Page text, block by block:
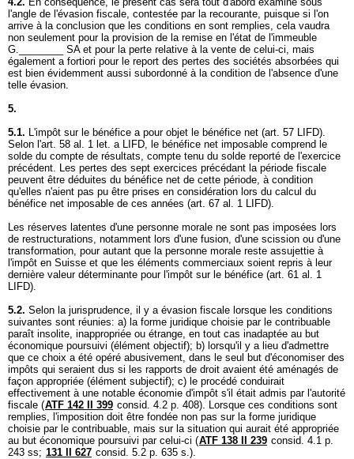
l'angle de l'évasion fiscale, contestée par la recourante, puisque si l'on
arrive à la conclusion que les conditions en sont remplies, cela vaudra
non seulement pour la provision de la remise en l'état de l'immeuble
G.________ SA et pour la perte relative à la vente de celui-ci, mais
également a fortiori pour le report des pertes des sociétés absorbées qui
est bien évidemment aussi subordonné à la condition de l'absence d'une
telle évasion.
5.
5.1. L'impôt sur le bénéfice a pour objet le bénéfice net (art. 57 LIFD).
Selon l'art. 58 al. 1 let. a LIFD, le bénéfice net imposable comprend le
solde du compte de résultats, compte tenu du solde reporté de l'exercice
précédent. Les pertes des sept exercices précédant la période fiscale
peuvent être déduites du bénéfice net de cette période, à condition
qu'elles n'aient pas pu être prises en considération lors du calcul du
bénéfice net imposable de ces années (art. 67 al. 1 LIFD).
Les réserves latentes d'une personne morale ne sont pas imposées lors
de restructurations, notamment lors d'une fusion, d'une scission ou d'une
transformation, pour autant que la personne morale reste assujettie à
l'impôt en Suisse et que les éléments commerciaux soient repris à leur
dernière valeur déterminante pour l'impôt sur le bénéfice (art. 61 al. 1
LIFD).
5.2. Selon la jurisprudence, il y a évasion fiscale lorsque les conditions
suivantes sont réunies: a) la forme juridique choisie par le contribuable
paraît insolite, inappropriée ou étrange, en tout cas inadaptée au but
économique poursuivi (élément objectif); b) lorsqu'il y a lieu d'admettre
que ce choix a été opéré abusivement, dans le seul but d'économiser des
impôts qui seraient dus si les rapports de droit avaient été aménagés de
façon appropriée (élément subjectif); c) le procédé conduirait
effectivement à une notable économie d'impôt s'il était admis par l'autorité
fiscale (ATF 142 II 399 consid. 4.2 p. 408). Lorsque ces conditions sont
remplies, l'imposition doit être fondée non pas sur la forme juridique
choisie par le contribuable, mais sur la situation qui aurait été appropriée
au but économique poursuivi par celui-ci (ATF 138 II 239 consid. 4.1 p.
243 ss; 131 II 627 consid. 5.2 p. 635 s.).